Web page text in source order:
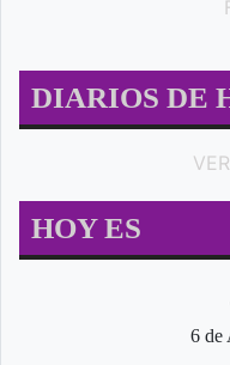
DIARIOS DE
HOY ES
6 de